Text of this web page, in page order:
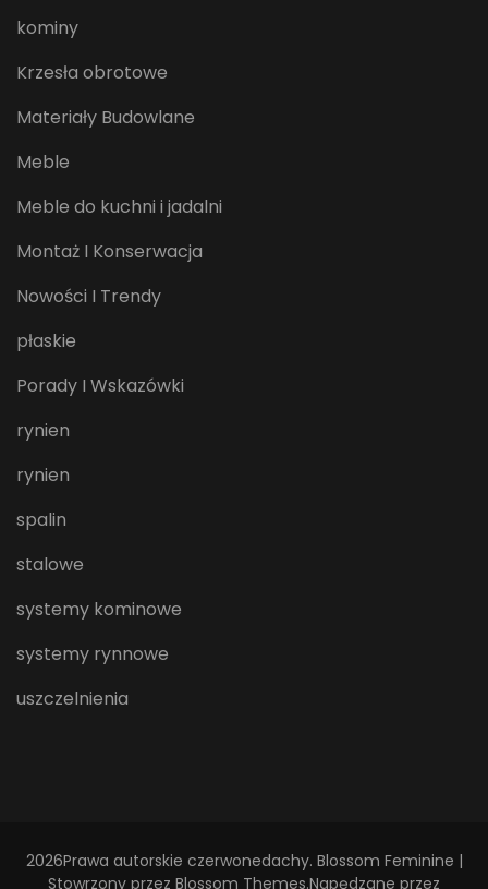
kominy
Krzesła obrotowe
Materiały Budowlane
Meble
Meble do kuchni i jadalni
Montaż I Konserwacja
Nowości I Trendy
płaskie
Porady I Wskazówki
rynien
rynien
spalin
stalowe
systemy kominowe
systemy rynnowe
uszczelnienia
2026Prawa autorskie czerwonedachy. Blossom Feminine |
Stowrzony przez Blossom Themes.Napędzane przez